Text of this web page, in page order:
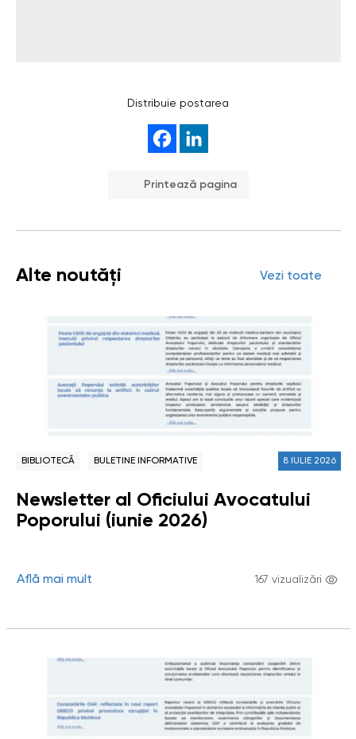
Distribuie postarea
Printează pagina
Alte noutăți Vezi toate
BIBLIOTECĂ BULETINE INFORMATIVE 8 IULIE 2026
Newsletter al Oficiului Avocatului
Poporului (iunie 2026)
Află mai mult 167 vizualizări